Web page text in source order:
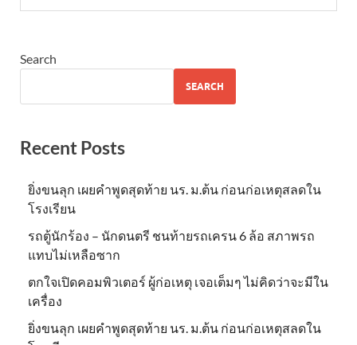
Search
SEARCH
Recent Posts
ยิ่งขนลุก เผยคำพูดสุดท้าย นร. ม.ต้น ก่อนก่อเหตุสลดใน
โรงเรียน
รถตู้นักร้อง – นักดนตรี ชนท้ายรถเครน 6 ล้อ สภาพรถ
แทบไม่เหลือซาก
ตกใจเปิดคอมพิวเตอร์ ผู้ก่อเหตุ เจอเต็มๆ ไม่คิดว่าจะมีใน
เครื่อง
ยิ่งขนลุก เผยคำพูดสุดท้าย นร. ม.ต้น ก่อนก่อเหตุสลดใน